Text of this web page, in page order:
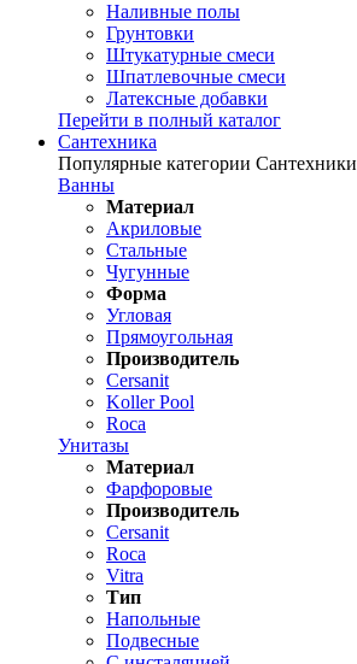
Наливные полы
Грунтовки
Штукатурные смеси
Шпатлевочные смеси
Латексные добавки
Перейти в полный каталог
Сантехника
Популярные категории Сантехники
Ванны
Материал
Акриловые
Стальные
Чугунные
Форма
Угловая
Прямоугольная
Производитель
Cersanit
Koller Pool
Roca
Унитазы
Материал
Фарфоровые
Производитель
Cersanit
Roca
Vitra
Тип
Напольные
Подвесные